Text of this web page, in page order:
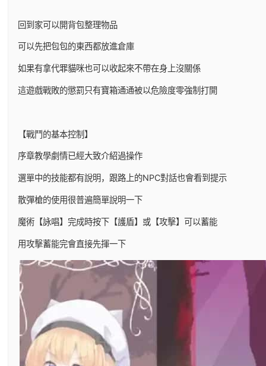
回到家可以開背包整理物品
可以先把包包的東西都放進倉庫
如果有拿代罪貓咪也可以收起來不帶在身上沒關係
這遊戲戰敗的懲罰只有寶箱通通被以危險度零強制打開
【戰鬥的基本控制】
序章教學劇情已經大致介紹過操作
選單中的技能都有說明，跟路上的NPC對話也會看到提示
散彈槍的使用很普遍簡單說明一下
魔術【詠唱】完成時按下【護盾】或【攻擊】可以蓄能
用攻擊蓄能完會直接先揮一下